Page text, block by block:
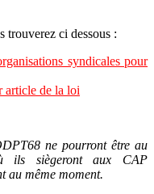
trouverez ci dessous :
syndicales pour
article de la loi
ne pourront être au
ils siègeront aux CAP
au même moment.